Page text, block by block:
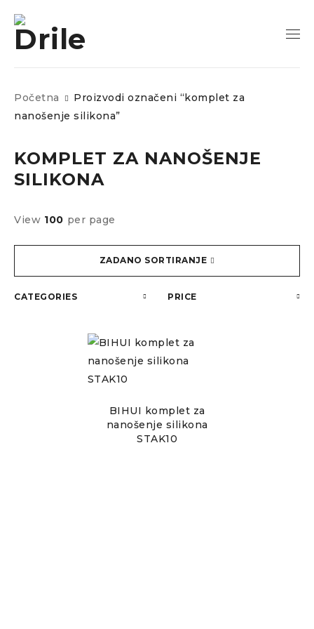
Početna
Proizvodi označeni “komplet za
nanošenje silikona”
KOMPLET ZA NANOŠENJE
SILIKONA
ZADANO SORTIRANJE
View 100 per page
CATEGORIES PRICE
BIHUI komplet za
nanošenje silikona
STAK10